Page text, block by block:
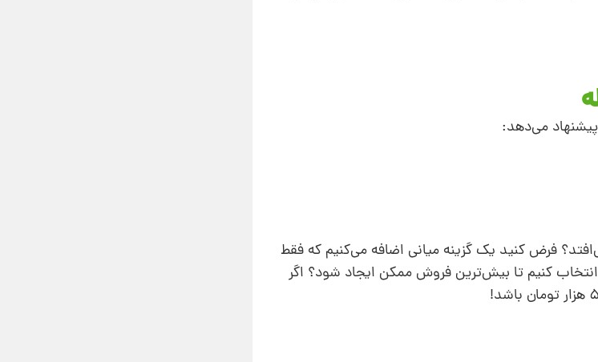
می‌دهد:
فرض کنید یک گزینه میانی اضافه می‌کنیم که فقط
کنیم تا بیش‌ترین فروش ممکن ایجاد شود؟ اگر